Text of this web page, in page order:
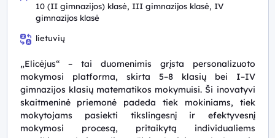
10 (II gimnazijos) klasė, III gimnazijos klasė, IV
gimnazijos klasė
lietuvių
„Elicėjus“ – tai duomenimis grįsta personalizuoto
mokymosi platforma, skirta 5–8 klasių bei I–IV
gimnazijos klasių matematikos mokymuisi. Ši inovatyvi
skaitmeninė priemonė padeda tiek mokiniams, tiek
mokytojams pasiekti tikslingesnį ir efektyvesnį
mokymosi procesą, pritaikytą individualiems